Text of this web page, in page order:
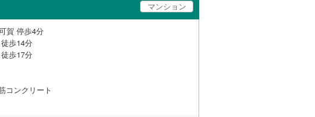
マンション
賀 停歩4分
歩14分
歩17分
コンクリート